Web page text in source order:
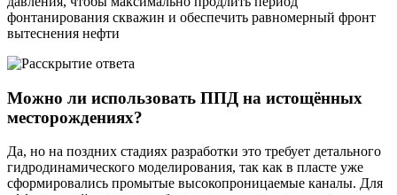
фонтанирования скважин и обеспечить равномерный фронт
вытеснения нефти
Можно ли использовать ППД на истощённых
месторождениях?
Да, но на поздних стадиях разработки это требует детального
гидродинамического моделирования, так как в пласте уже
сформировались промытые высокопроницаемые каналы. Для